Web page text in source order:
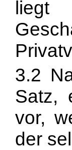
liegt
3.2
Satz,
vor,
der